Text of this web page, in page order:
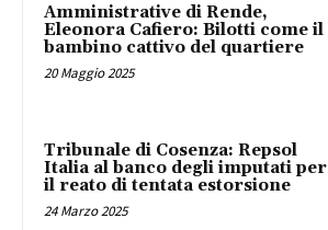
Amministrative di Rende,
Eleonora Cafiero: Bilotti come il
bambino cattivo del quartiere
20 Maggio 2025
Tribunale di Cosenza: Repsol
Italia al banco degli imputati per
il reato di tentata estorsione
24 Marzo 2025